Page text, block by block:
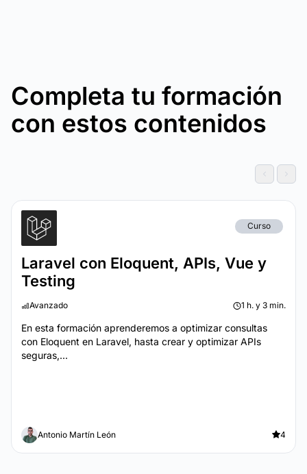
Completa tu formación
con estos contenidos
Curso
Laravel con Eloquent, APIs, Vue y
Testing
Avanzado 1 h. y 3 min.
En esta formación aprenderemos a optimizar consultas
con Eloquent en Laravel, hasta crear y optimizar APIs
seguras,...
Antonio Martín León 4